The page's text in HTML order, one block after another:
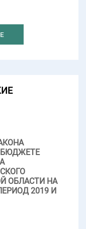
ОБЛАСТИ НА
2019 И